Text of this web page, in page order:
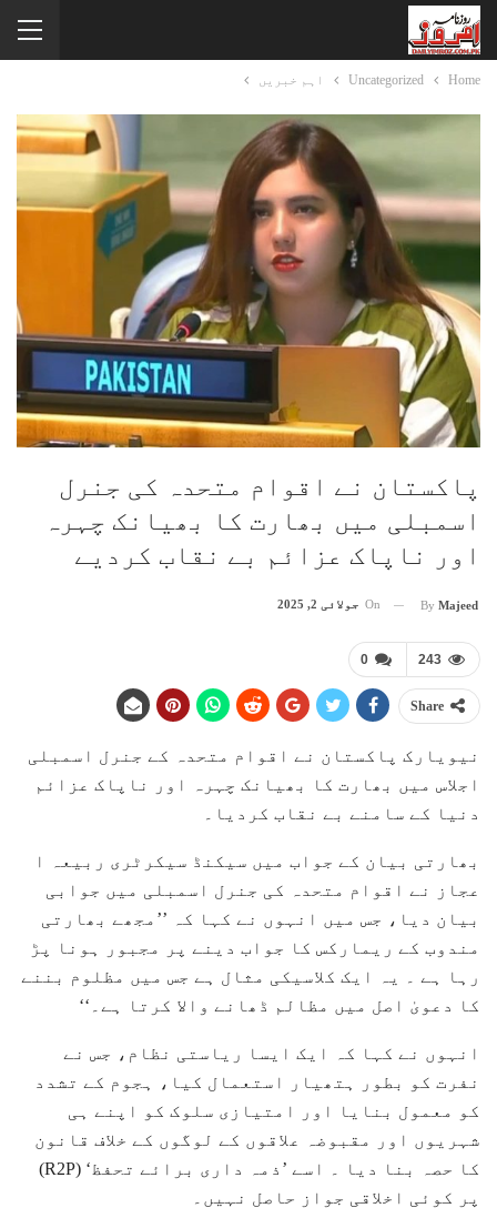
Home
Uncategorized اہم خبریں
پاکستان نے اقوام متحدہ کی جنرل
اسمبلی میں بھارت کا بھیانک چہرہ
اور ناپاک عزائم بے نقاب کردیے
By Majeed
On جولائی 2, 2025
0 243
Share
نیویارک پاکستان نے اقوام متحدہ کے جنرل اسمبلی
اجلاس میں بھارت کا بھیانک چہرہ اور ناپاک عزائم
دنیا کے سامنے بے نقاب کردیا۔
بھارتی بیان کے جواب میں سیکنڈ سیکرٹری ربیعہ ا
عجاز نے اقوام متحدہ کی جنرل اسمبلی میں جوابی
بیان دیا، جس میں انہوں نے کہا کہ ’’مجھے بھارتی
مندوب کے ریمارکس کا جواب دینے پر مجبور ہونا پڑ
رہا ہے ۔ یہ ایک کلاسیکی مثال ہے جس میں مظلوم بننے
کا دعویٰ اصل میں مظالم ڈھانے والا کرتا ہے۔‘‘
انہوں نے کہا کہ ایک ایسا ریاستی نظام، جس نے
نفرت کو بطور ہتھیار استعمال کیا، ہجوم کے تشدد
کو معمول بنایا اور امتیازی سلوک کو اپنے ہی
شہریوں اور مقبوضہ علاقوں کے لوگوں کے خلاف قانون
کا حصہ بنا دیا ۔ اسے ’ذمہ داری برائے تحفظ‘ (R2P)
پر کوئی اخلاقی جواز حاصل نہیں۔